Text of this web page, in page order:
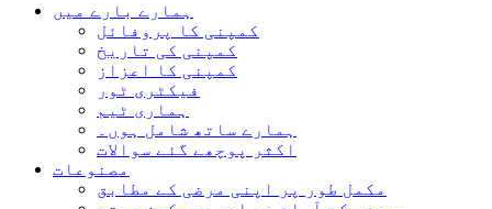
ہمارے بارے میں
کمپنی کا پروفائل
کمپنی کی تاریخ
کمپنی کا اعزاز
فیکٹری ٹور
ہماری ٹیم
ہمارے ساتھ شامل ہوں۔
اکثر پوچھے گئے سوالات
مصنوعات
مکمل طور پر اپنی مرضی کے مطابق